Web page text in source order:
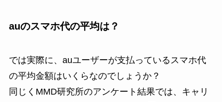
auのスマホ代の平均は？
では実際に、auユーザーが支払っているスマホ代
の平均金額はいくらなのでしょうか？
同じくMMD研究所のアンケート結果では、キャリ